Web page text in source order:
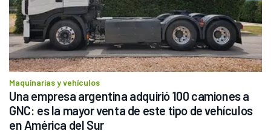
Maquinarias y vehículos
Una empresa argentina adquirió 100 camiones a
GNC: es la mayor venta de este tipo de vehículos
en América del Sur